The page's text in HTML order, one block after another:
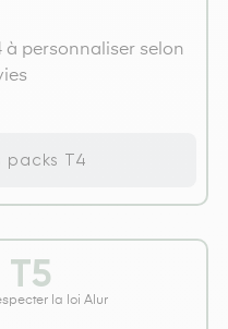
à personnaliser selon
packs T4
la loi Alur